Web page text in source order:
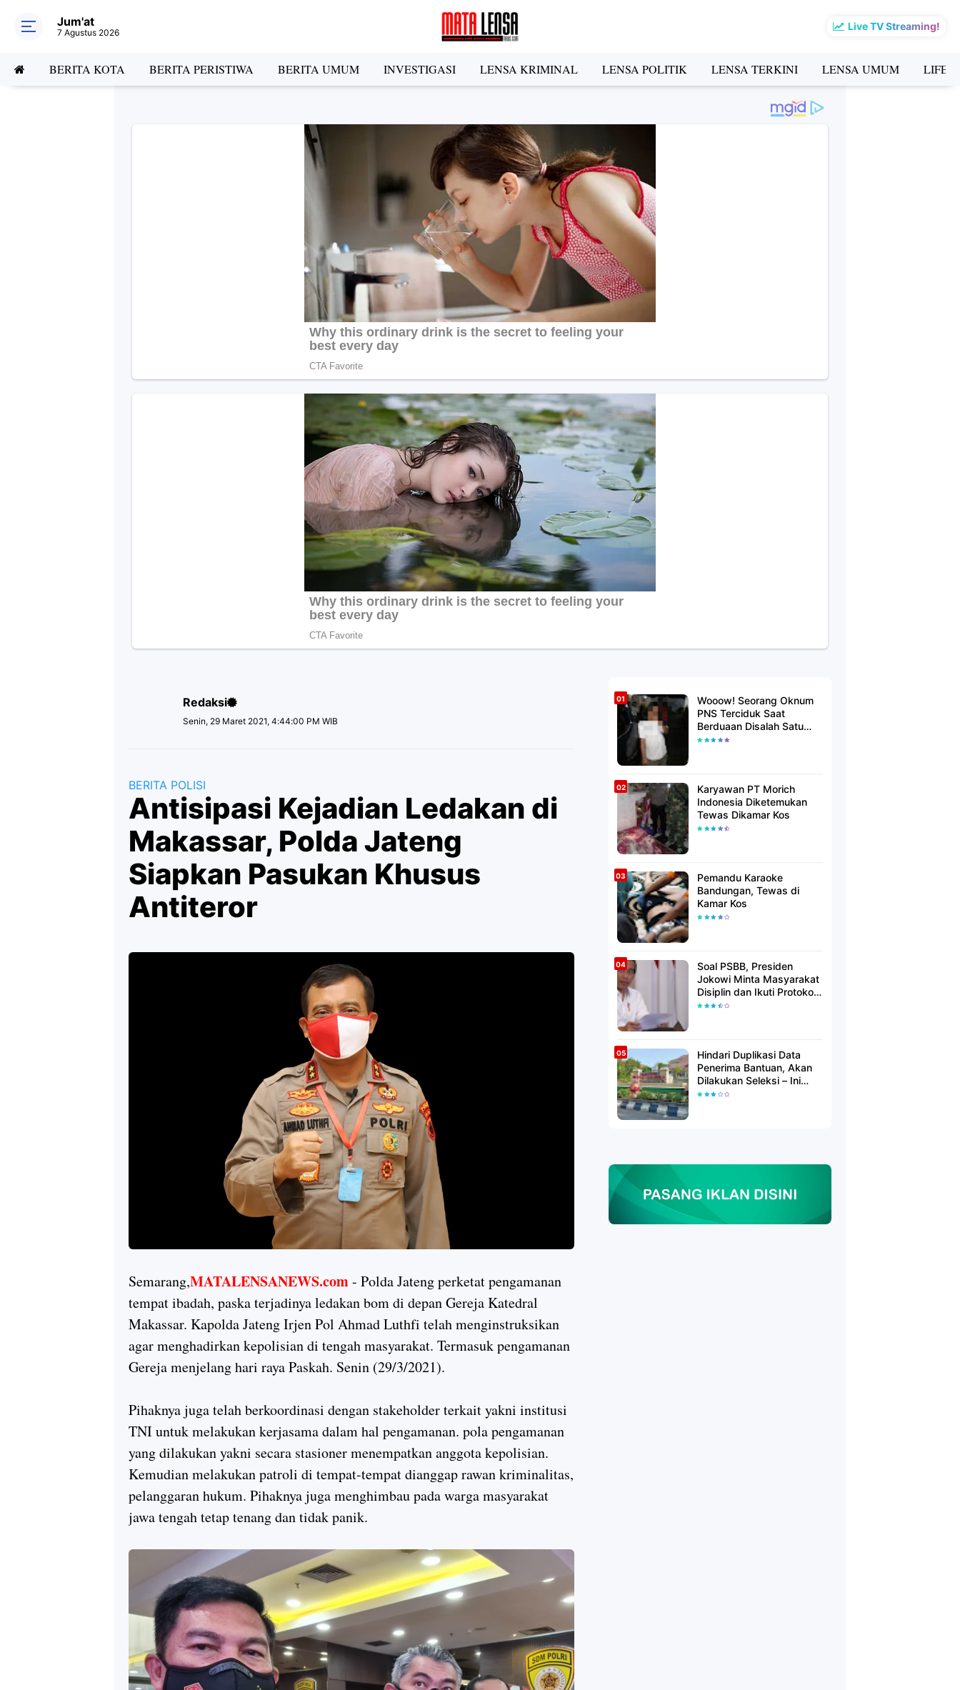
Live TV Streaming!
Jum'at
7 Agustus 2026
BERITA KOTA BERITA PERISTIWA BERITA UMUM INVESTIGASI LENSA KRIMINAL LENSA POLITIK LENSA TERKINI LENSA UMUM
Redaksi
Senin, 29 Maret 2021, 4:44:00 PM WIB
BERITA POLISI
Antisipasi Kejadian Ledakan di
Makassar, Polda Jateng
Siapkan Pasukan Khusus
Antiteror
Semarang,MATALENSANEWS.com- Polda Jateng perketat pengamanan
tempat ibadah, paska terjadinya ledakan bom di depan Gereja Katedral
Makassar. Kapolda Jateng Irjen Pol Ahmad Luthfi telah menginstruksikan
agar menghadirkan kepolisian di tengah masyarakat. Termasuk pengamanan
Gereja menjelang hari raya Paskah. Senin (29/3/2021).
Pihaknya juga telah berkoordinasi dengan stakeholder terkait yakni institusi
TNI untuk melakukan kerjasama dalam hal pengamanan. pola pengamanan
yang dilakukan yakni secara stasioner menempatkan anggota kepolisian.
Kemudian melakukan patroli di tempat-tempat dianggap rawan kriminalitas,
pelanggaran hukum. Pihaknya juga menghimbau pada warga masyarakat
jawa tengah tetap tenang dan tidak panik.
Wooow! Seorang Oknum
PNS Terciduk Saat
Berduaan Disalah Satu
Kamar Hotel Salatiga
Karyawan PT Morich
Indonesia Diketemukan
Tewas Dikamar Kos
Pemandu Karaoke
Bandungan, Tewas di
Kamar Kos
Soal PSBB, Presiden
Jokowi Minta Masyarakat
Disiplin dan Ikuti Protokol
Kesehatan
Hindari Duplikasi Data
Penerima Bantuan, Akan
Dilakukan Seleksi – Ini
Penjelasanya